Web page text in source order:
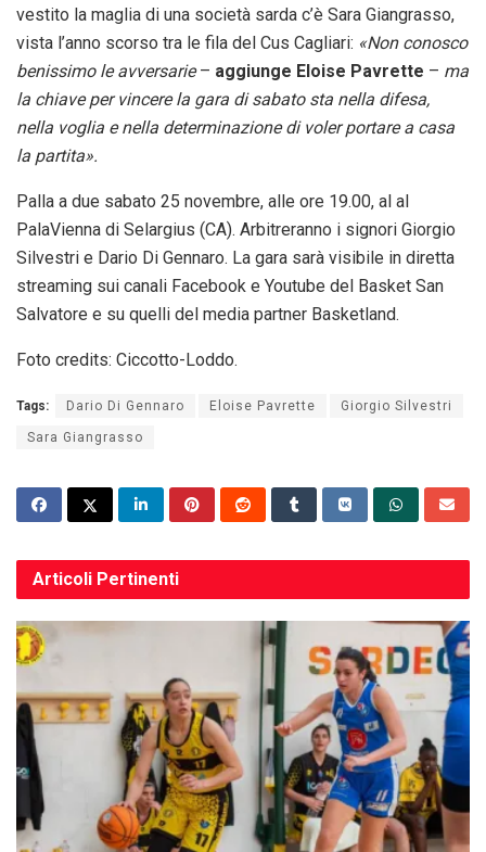
vestito la maglia di una società sarda c’è Sara Giangrasso,
vista l’anno scorso tra le fila del Cus Cagliari: «Non conosco
benissimo le avversarie– aggiunge Eloise Pavrette – ma
la chiave per vincere la gara di sabato sta nella difesa,
nella voglia e nella determinazione di voler portare a casa
la partita».
Palla a due sabato 25 novembre, alle ore 19.00, al al
PalaVienna di Selargius (CA). Arbitreranno i signori Giorgio
Silvestri e Dario Di Gennaro. La gara sarà visibile in diretta
streaming sui canali Facebook e Youtube del Basket San
Salvatore e su quelli del media partner Basketland.
Foto credits: Ciccotto-Loddo.
Tags: Dario Di Gennaro Eloise Pavrette Giorgio Silvestri
Sara Giangrasso
Articoli Pertinenti